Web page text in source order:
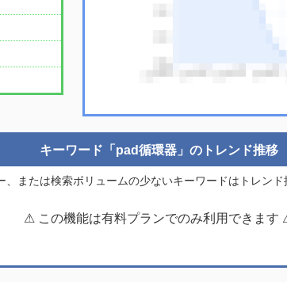
キーワード「pad循環器」のトレンド推移
、または検索ボリュームの少ないキーワードはトレン
⚠ この機能は有料プランでのみ利用できます